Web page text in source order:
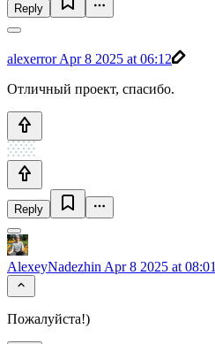
Reply
alexerrorApr 8 2025 at 06:12
Отличный проект, спасибо.
Reply
AlexeyNadezhin Apr 8 2025 at 08:01
Пожалуйста!)